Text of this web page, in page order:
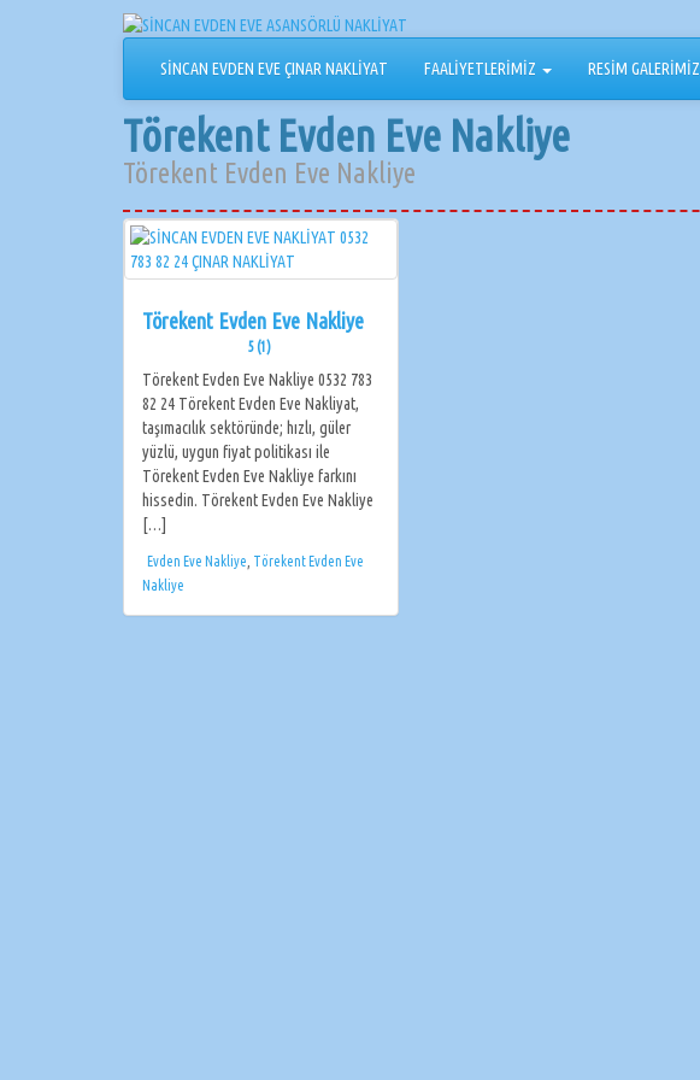
SİNCAN EVDEN EVE ÇINAR NAKLİYAT FAALİYETLERİMİZ RESİM GALERİMİZ
Törekent Evden Eve Nakliye
Törekent Evden Eve Nakliye
Törekent Evden Eve Nakliye
5 (1)
Törekent Evden Eve Nakliye 0532 783
82 24 Törekent Evden Eve Nakliyat,
taşımacılık sektöründe; hızlı, güler
yüzlü, uygun fiyat politikası ile
Törekent Evden Eve Nakliye farkını
hissedin. Törekent Evden Eve Nakliye
[…]
Evden Eve Nakliye Törekent Evden Eve
Nakliye